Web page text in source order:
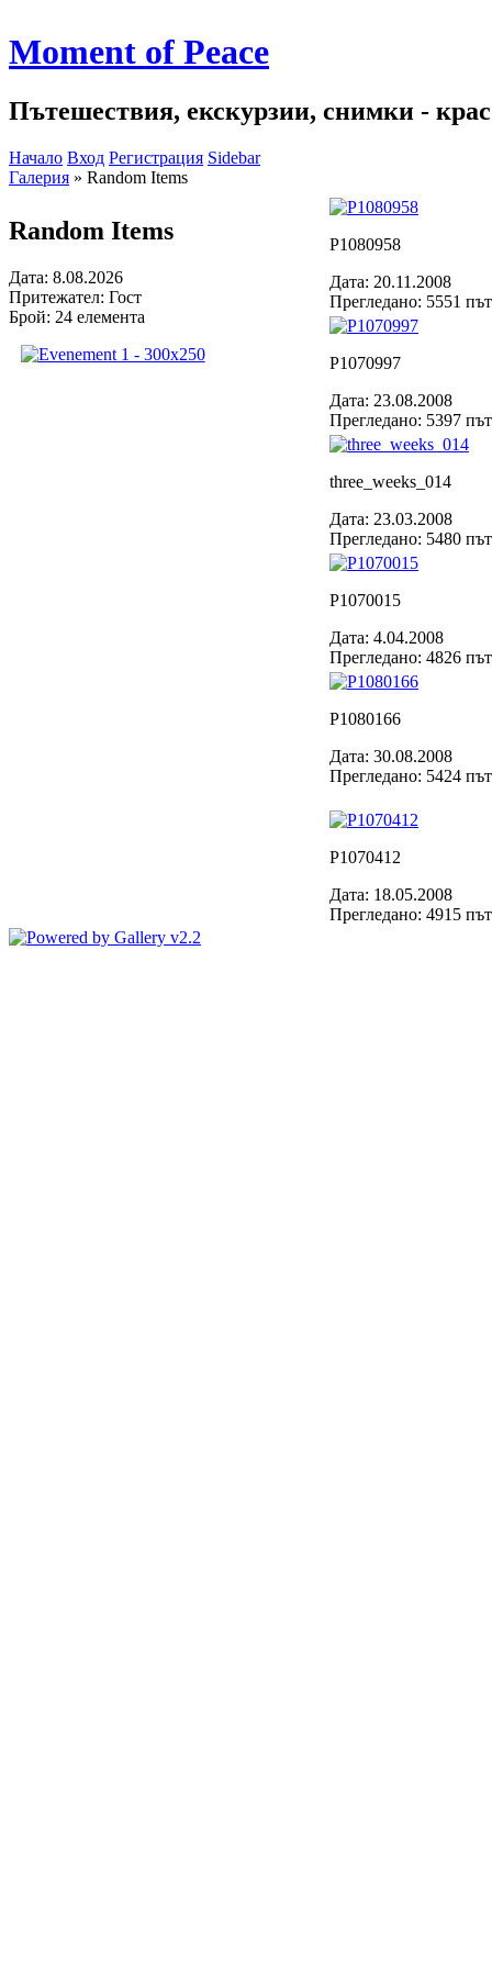
Moment of Peace
Пътешествия, екскурзии, снимки -
Начало Вход Регистрация Sidebar
Галерия » Random Items
Random Items
Дата: 8.08.2026
Притежател: Гост
Брой: 24 елемента
P1080958
Дата: 20.11.2008
Прегледано: 5551
P1070997
Дата: 23.08.2008
Прегледано: 5397
three_weeks_014
Дата: 23.03.2008
Прегледано: 5480
P1070015
Дата: 4.04.2008
Прегледано: 4826
P1080166
Дата: 30.08.2008
Прегледано: 5424
P1070412
Дата: 18.05.2008
Прегледано: 4915